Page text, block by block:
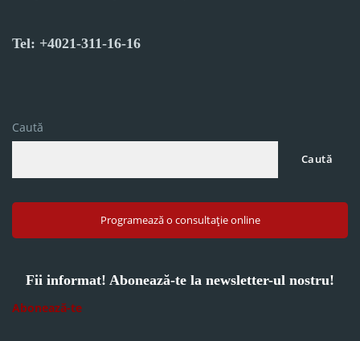
Tel: +4021-311-16-16
Caută
Caută
Programează o consultație online
Fii informat! Abonează-te la newsletter-ul nostru!
Abonează-te